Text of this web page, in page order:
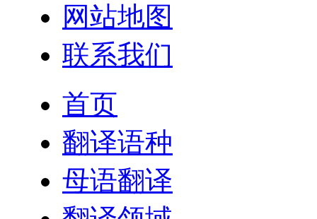
网站地图
联系我们
首页
翻译语种
母语翻译